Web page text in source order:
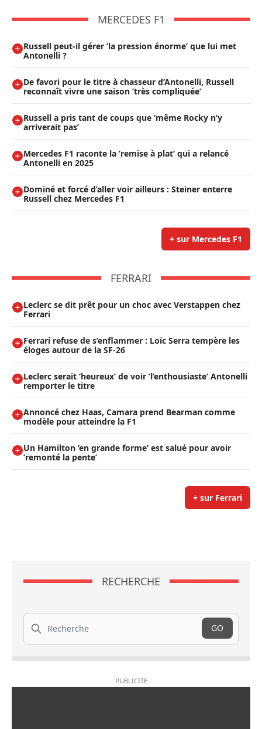
MERCEDES F1
Russell peut-il gérer ’la pression énorme’ que lui met
Antonelli ?
De favori pour le titre à chasseur d’Antonelli, Russell
reconnaît vivre une saison ’très compliquée’
Russell a pris tant de coups que ’même Rocky n’y
arriverait pas’
Mercedes F1 raconte la ’remise à plat’ qui a relancé
Antonelli en 2025
Dominé et forcé d’aller voir ailleurs : Steiner enterre
Russell chez Mercedes F1
+ sur Mercedes F1
FERRARI
Leclerc se dit prêt pour un choc avec Verstappen chez
Ferrari
Ferrari refuse de s’enflammer : Loïc Serra tempère les
éloges autour de la SF-26
Leclerc serait ’heureux’ de voir ’l’enthousiaste’ Antonelli
remporter le titre
Annoncé chez Haas, Camara prend Bearman comme
modèle pour atteindre la F1
Un Hamilton ’en grande forme’ est salué pour avoir
’remonté la pente’
+ sur Ferrari
RECHERCHE
Recherche
GO